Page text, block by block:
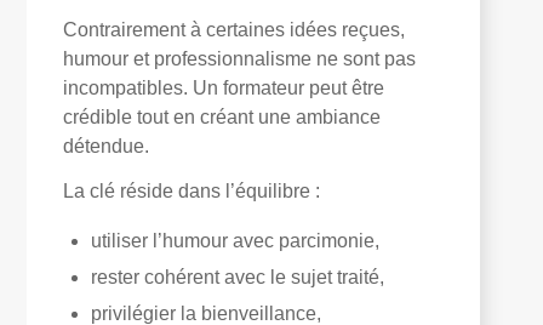
Contrairement à certaines idées reçues,
humour et professionnalisme ne sont pas
incompatibles. Un formateur peut être
crédible tout en créant une ambiance
détendue.
La clé réside dans l’équilibre :
utiliser l’humour avec parcimonie,
rester cohérent avec le sujet traité,
privilégier la bienveillance,